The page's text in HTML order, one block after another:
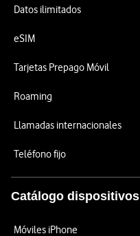
Datos ilimitados
eSIM
Tarjetas Prepago Móvil
Roaming
Llamadas internacionales
Teléfono fijo
Catálogo dispositivos
Móviles iPhone